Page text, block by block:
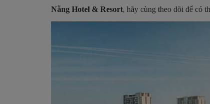
Nẵng Hotel & Resort, hãy cùng theo dõi để có